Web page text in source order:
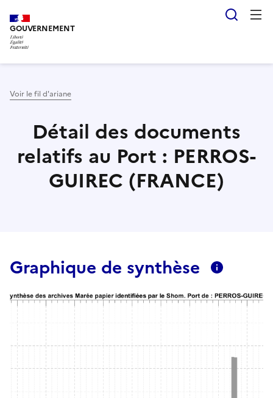
au
contenu
principal
GOUVERNEMENT
Voir le fil d'ariane
Détail des documents
relatifs au Port : PERROS-
GUIREC (FRANCE)
Graphique de synthèse